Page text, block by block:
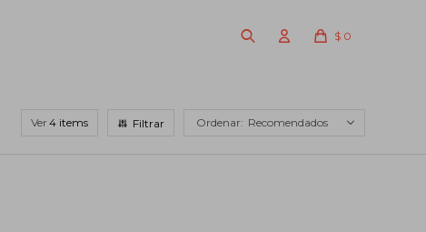
$ 0
Ver Recomendados